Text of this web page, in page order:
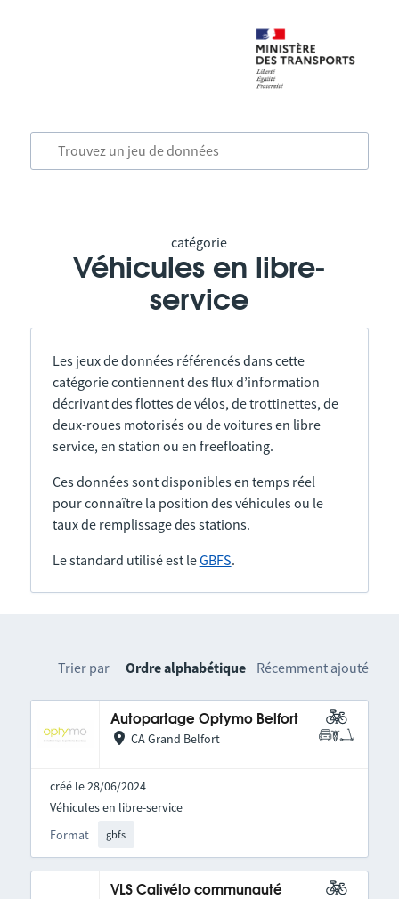
catégorie
Véhicules en libre-
service
Les jeux de données référencés dans cette
catégorie contiennent des flux d’information
décrivant des flottes de vélos, de trottinettes, de
deux-roues motorisés ou de voitures en libre
service, en station ou en freefloating.
Ces données sont disponibles en temps réel
pour connaître la position des véhicules ou le
taux de remplissage des stations.
Le standard utilisé est leGBFS.
Trier par Ordre alphabétique Récemment ajouté
Autopartage Optymo Belfort
CA Grand Belfort
créé le 28/06/2024
Format gbfs
Véhicules en libre-service
VLS Calivélo communauté